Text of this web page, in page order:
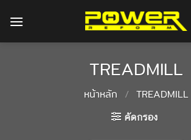
TREADMILL
หน้าหลัก / TREADMILL
คัดกรอง